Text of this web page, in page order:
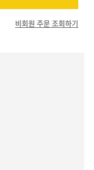
비회원 주문 조회하기